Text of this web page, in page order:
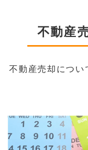
不動産
不動産売却につい